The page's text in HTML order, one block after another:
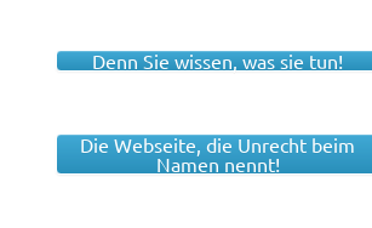
Denn Sie wissen, was sie tun!
Die Webseite, die Unrecht beim
Namen nennt!